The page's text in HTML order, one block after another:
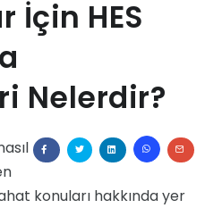
İçin HES
Nelerdir?
konuları hakkında yer